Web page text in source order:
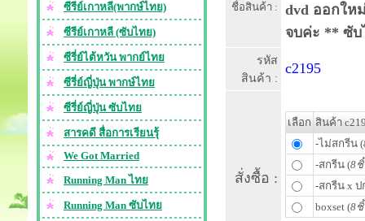
ซีรีย์เกาหลี(พากษ์ไทย)
ซีรีย์เกาหลี (ซับไทย)
ซีรี่ย์ไต้หวัน พากย์ไทย
ซีรี่ย์ญี่ปุ่น พากษ์ไทย
ซีรี่ย์ญี่ปุ่น ซับไทย
สารคดี สื่อการเรียนรุ้
We Got Married
Running Man ไทย
Running Man ซับไทย
ชื่อสินค้า :
dvd ออกให
จบค่ะ ** ซับ
รหัส
สินค้า :
c2195
สั่งซื้อ :
เลือก สินค้า
-ไม่สกรีน (
-สกรีน (8
-สกรีน x ป
boxset (8